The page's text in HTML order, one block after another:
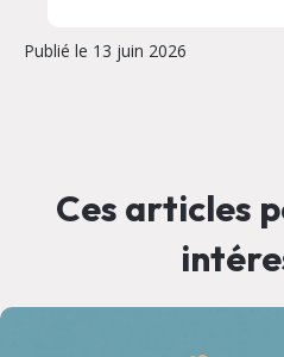
Publié le 13 juin 2026
Ces articles